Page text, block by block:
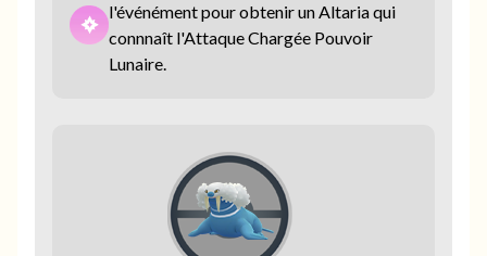
l'événément pour obtenir un Altaria qui
connnaît l'Attaque Chargée Pouvoir
Lunaire.